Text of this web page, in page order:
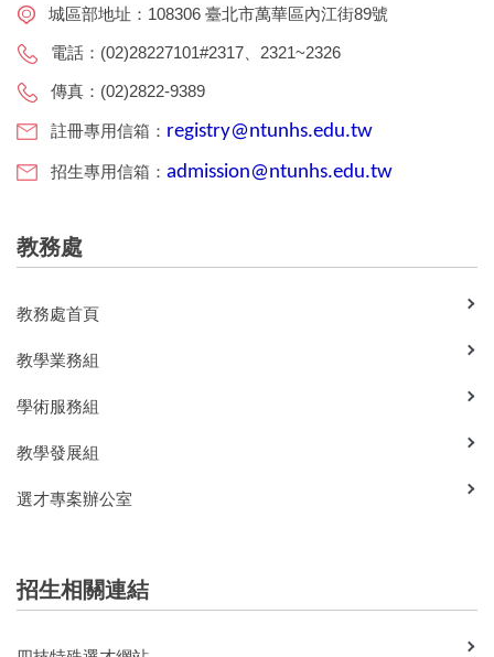
城區部地址：108306 臺北市萬華區內江街89號
電話：(02)28227101#2317、2321~2326
傳真：(02)2822-9389
註冊專用信箱： registry@ntunhs.edu.tw
招生專用信箱： admission@ntunhs.edu.tw
教務處
教務處首頁
教學業務組
學術服務組
教學發展組
選才專案辦公室
招生相關連結